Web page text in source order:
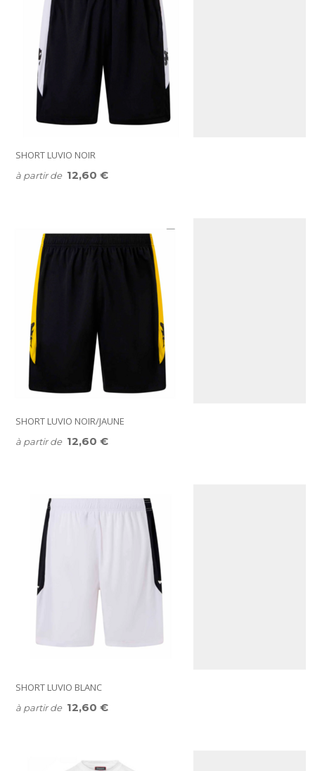
SHORT LUVIO NOIR
à partir de 12,60 €
SHORT LUVIO NOIR/JAUNE
à partir de 12,60 €
SHORT LUVIO BLANC
à partir de 12,60 €